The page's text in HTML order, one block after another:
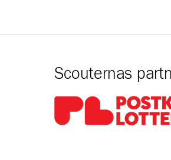
Scouternas
Gå till pl_50